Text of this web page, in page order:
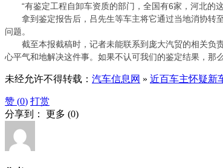
“有鉴定工程自卸车资质的部门，全国有6家，河北的这
拿到鉴定报告后，吕先生等车主将它通过当地消协转至
问题。
截至本报截稿时，记者未能联系到庞大汽贸的相关负责
心平气和地解决这件事。如果不认可我们的鉴定结果，那
未经允许不得转载： 汽车信息网 » 近百车主怀疑新
赞 (0) 打赏
分享到： 更多 (0)